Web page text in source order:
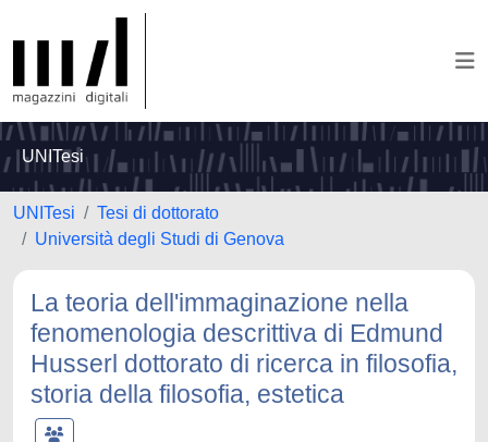
UNITesi
UNITesi
Tesi di dottorato
Università degli Studi di Genova
La teoria dell'immaginazione nella
fenomenologia descrittiva di Edmund
Husserl dottorato di ricerca in filosofia,
storia della filosofia, estetica